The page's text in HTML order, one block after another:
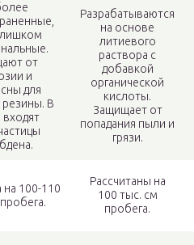
от
и
для
резины. В
входят
Разрабатываются
на основе
литиевого
раствора с
добавкой
органической
кислоты.
Защищает от
попадания пыли и
грязи.
на 100-110
Рассчитаны на
100 тыс. см
пробега.